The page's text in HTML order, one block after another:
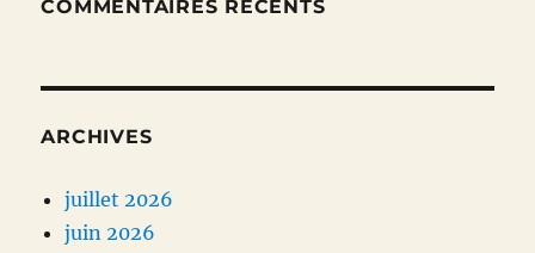
COMMENTAIRES RÉCENTS
ARCHIVES
juillet 2026
juin 2026